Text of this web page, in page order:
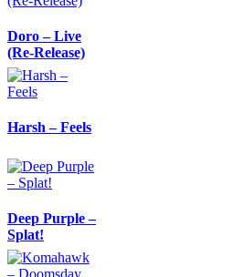
Doro – Live
(Re-Release)
Harsh – Feels
Deep Purple –
Splat!